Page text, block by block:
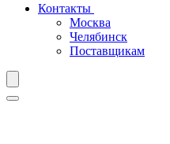
Контакты
Москва
Челябинск
Поставщикам